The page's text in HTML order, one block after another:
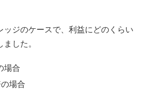
ッジのケースで、利益にどのくらい
した。
場合
場合